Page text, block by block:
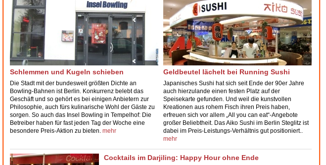
Schlemmen und Kugeln schieben
Die Stadt mit der bundesweit größten Dichte an
Bowling-Bahnen ist Berlin. Konkurrenz belebt das
Geschäft und so gehört es bei einigen Anbietern zur
Philosophie, auch fürs kulinarische Wohl der Gäste zu
sorgen. So auch das Insel Bowling in Tempelhof: Die
Betreiber haben für fast jeden Tag der Woche eine
besondere Preis-Aktion zu bieten. mehr
Geldbeutel lächelt bei Running Sushi
Japanisches Sushi hat sich seit Ende der 90er Jahre
auch hierzulande einen festen Platz auf der
Speisekarte gefunden. Und weil die kunstvollen
Kreationen aus rohem Fisch ihren Preis haben,
erfreuen sich vor allem „All you can eat“-Angebote
großer Beliebtheit. Das Aiko Sushi im Berlin Steglitz ist
dabei im Preis-Leistungs-Verhältnis gut positioniert..
mehr
Cocktails im Darjiling: Happy Hour ohne Ende